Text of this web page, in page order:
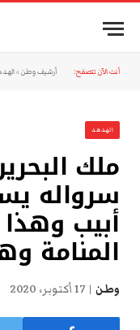
أنت الآن تتصفح: أرشيف وطن »
الهدهد
ملك
سرواله
أبيب
المنامة
وطن 17 أكتوبر، 2020